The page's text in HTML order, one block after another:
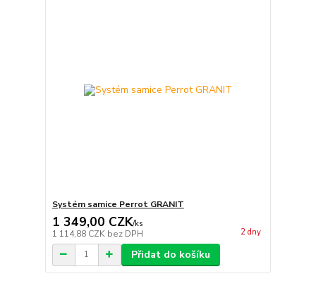
Systém samice Perrot GRANIT
1 349,00 CZK/ks
1 114,88 CZK bez DPH 2 dny
Přidat do košíku